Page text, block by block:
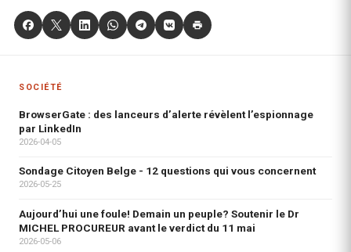
SOCIÉTÉ
BrowserGate : des lanceurs d’alerte révèlent l’espionnage
par LinkedIn
2026-04-05
Sondage Citoyen Belge - 12 questions qui vous concernent
2026-05-25
Aujourd’hui une foule! Demain un peuple? Soutenir le Dr
MICHEL PROCUREUR avant le verdict du 11 mai
2026-05-06